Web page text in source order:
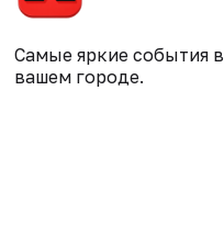
Самые яркие события в
вашем городе.